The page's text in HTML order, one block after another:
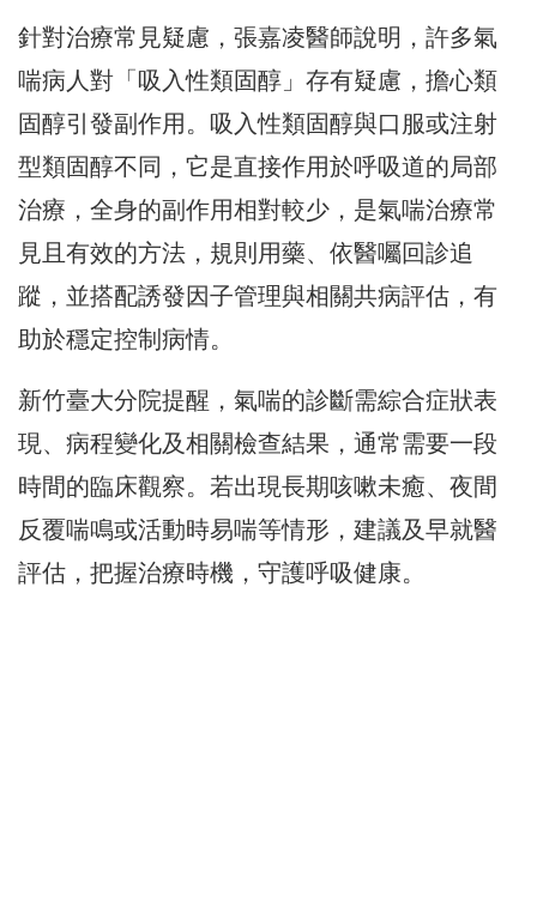
針對治療常見疑慮，張嘉凌醫師說明，許多氣
喘病人對「吸入性類固醇」存有疑慮，擔心類
固醇引發副作用。吸入性類固醇與口服或注射
型類固醇不同，它是直接作用於呼吸道的局部
治療，全身的副作用相對較少，是氣喘治療常
見且有效的方法，規則用藥、依醫囑回診追
蹤，並搭配誘發因子管理與相關共病評估，有
助於穩定控制病情。
新竹臺大分院提醒，氣喘的診斷需綜合症狀表
現、病程變化及相關檢查結果，通常需要一段
時間的臨床觀察。若出現長期咳嗽未癒、夜間
反覆喘鳴或活動時易喘等情形，建議及早就醫
評估，把握治療時機，守護呼吸健康。